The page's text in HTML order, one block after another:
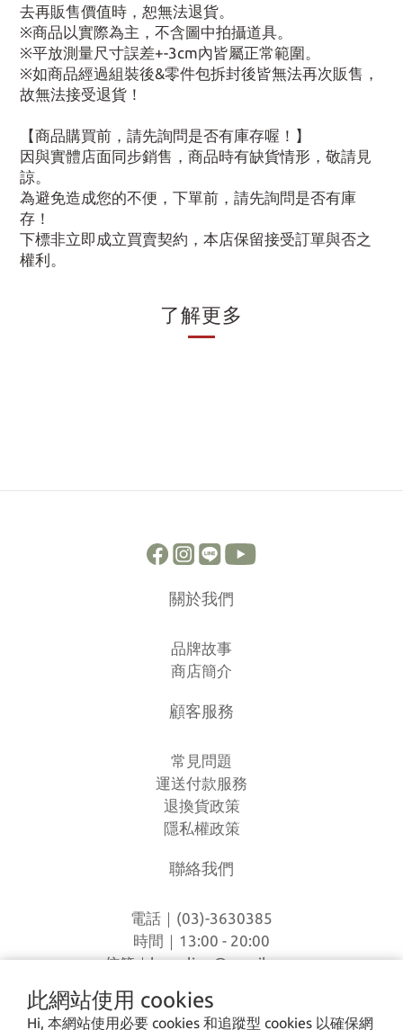
此網站使用 cookies
Hi, 本網站使用必要 cookies 和追蹤型 cookies 以確保網
去再販售價值時，恕無法退貨。
※商品以實際為主，不含圖中拍攝道具。
※平放測量尺寸誤差+-3cm內皆屬正常範圍。
※如商品經過組裝後&零件包拆封後皆無法再次販售，
故無法接受退貨！
【商品購買前，請先詢問是否有庫存喔！】
因與實體店面同步銷售，商品時有缺貨情形，敬請見
諒。
為避免造成您的不便，下單前，請先詢問是否有庫
存！
下標非立即成立買賣契約，本店保留接受訂單與否之
權利。
了解更多
關於我們
品牌故事
商店簡介
顧客服務
常見問題
運送付款服務
退換貨政策
隱私權政策
聯絡我們
電話｜(03)-3630385
時間｜13:00 - 20:00
信箱｜loverlien@gmail.com
地址｜桃園市八德區和平路1168巷7號